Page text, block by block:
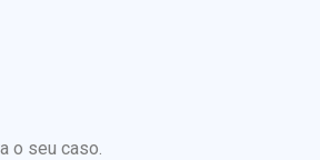
o seu caso.